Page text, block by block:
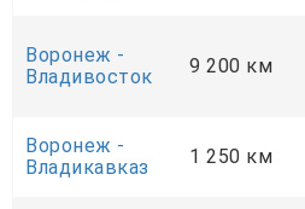
Воронеж -
Владивосток
9 200 км
Воронеж -
Владикавказ
1 250 км